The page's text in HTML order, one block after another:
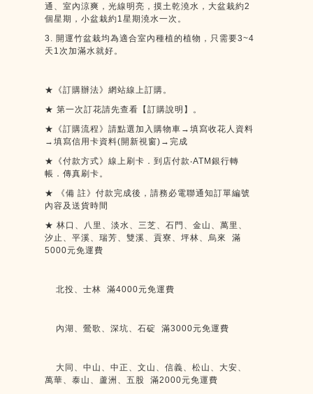
通、室內涼爽，光線明亮，摸土乾澆水，大盆栽約2
個星期，小盆栽約1星期澆水一次。
3. 開運竹盆栽均為適合室內種植的植物，只需要3~4
天 1 次加滿水就好。
★《訂購辦法》網站線上訂購。
★ 第一次訂花請先查看【訂購說明】。
★《訂購流程》請點選加入購物車→填寫收花人資料
→填寫信用卡資料(開新視窗) → 完成
★《付款方式》線上刷卡．到店付款 ‧ATM 銀行轉
帳．傳真刷卡。
★
《備 註》付款完成後，請務必電聯通知訂單編號
內容及送貨時間
★ 林口、八里、淡水、三芝、石門、金山、萬里、
汐止、平溪、瑞芳、雙溪、貢寮、坪林、烏來
滿
5000元免運費
北投、士林 滿4000元免運費
內湖、鶯歌、深坑、石碇 滿3000元免運費
大同、中山、中正、文山、信義、松山、大安、
萬華、泰山、蘆洲、五股
滿2000元免運費